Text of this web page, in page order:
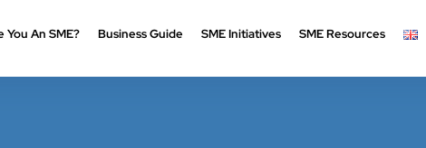
You An SME? Business Guide SME Initiatives SME Resources